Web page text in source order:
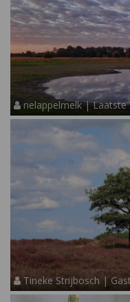
nelappelmelk |
Tineke Strijbosch |